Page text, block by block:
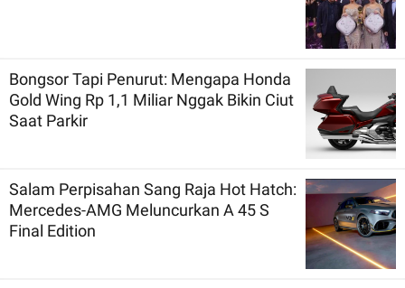
Bongsor Tapi Penurut: Mengapa Honda
Gold Wing Rp 1,1 Miliar Nggak Bikin Ciut
Saat Parkir
Salam Perpisahan Sang Raja Hot Hatch:
Mercedes-AMG Meluncurkan A 45 S
Final Edition